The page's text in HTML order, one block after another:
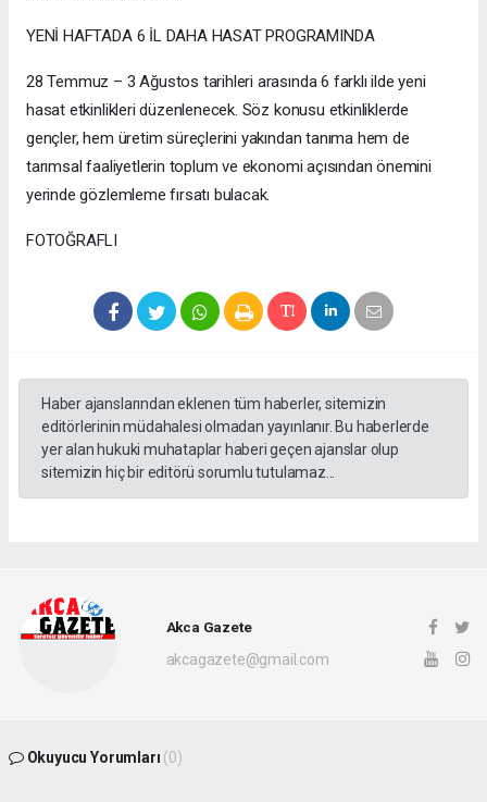
YENİ HAFTADA 6 İL DAHA HASAT PROGRAMINDA
28 Temmuz – 3 Ağustos tarihleri arasında 6 farklı ilde yeni
hasat etkinlikleri düzenlenecek. Söz konusu etkinliklerde
gençler, hem üretim süreçlerini yakından tanıma hem de
tarımsal faaliyetlerin toplum ve ekonomi açısından önemini
yerinde gözlemleme fırsatı bulacak.
FOTOĞRAFLI
Haber ajanslarından eklenen tüm haberler, sitemizin
editörlerinin müdahalesi olmadan yayınlanır. Bu haberlerde
yer alan hukuki muhataplar haberi geçen ajanslar olup
sitemizin hiç bir editörü sorumlu tutulamaz...
Akca Gazete
akcagazete@gmail.com
Okuyucu Yorumları (0)